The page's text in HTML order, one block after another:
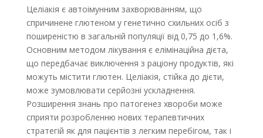
Целіакія є автоімунним захворюванням, що
спричинене глютеном у генетично схильних осіб з
поширеністю в загальній популяції від 0,75 до 1,6%.
Основним методом лікування є елімінаційна дієта,
що передбачає виключення з раціону продуктів, які
можуть містити глютен. Целіакія, стійка до дієти,
може зумовлювати серйозні ускладнення.
Розширення знань про патогенез хвороби може
сприяти розробленню нових терапевтичних
стратегій як для пацієнтів з легким перебігом, так і